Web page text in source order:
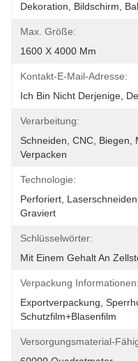
Dekoration, Bildschirm,
Max. Größe:
1600 X 4000 Mm
Kontakt-E-Mail-Adresse:
Ich Bin Nicht Derjenige,
Verarbeitung:
Schneiden, CNC, Biegen,
Verpacken
Technologie:
Perforiert,
Graviert
Schlüsselwörter:
Mit Einem Gehalt An
Verpackung Informationen:
Exportverpackung,
Schutzfilm+Blasenfilm
Versorgungsmaterial-